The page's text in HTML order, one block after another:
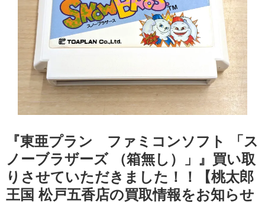
『東亜プラン ファミコンソフト 「ス
ノーブラザーズ （箱無し）」』買い取
りさせていただきました！！【桃太郎
王国 松戸五香店の買取情報をお知らせ